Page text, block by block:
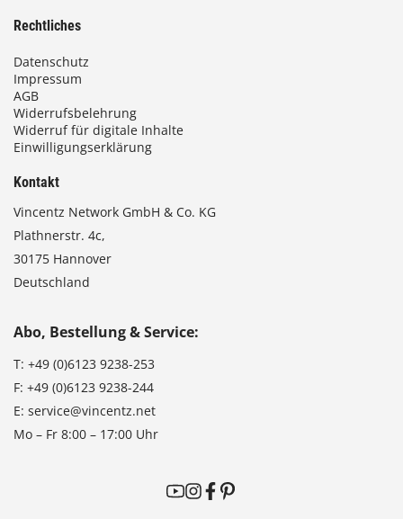
Rechtliches
Datenschutz
Impressum
AGB
Widerrufsbelehrung
Widerruf für digitale Inhalte
Einwilligungserklärung
Kontakt
Vincentz Network GmbH & Co. KG
Plathnerstr. 4c,
30175 Hannover
Deutschland
Abo, Bestellung & Service:
T: +49 (0)6123 9238-253
F: +49 (0)6123 9238-244
E: service@vincentz.net
Mo – Fr 8:00 – 17:00 Uhr